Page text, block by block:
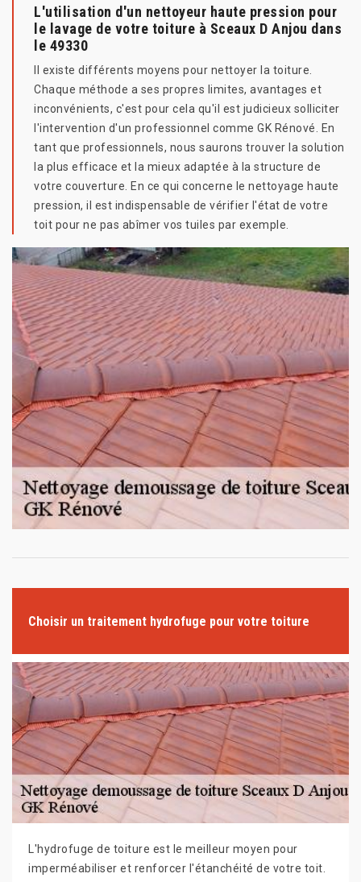
L'utilisation d'un nettoyeur haute pression pour
le lavage de votre toiture à Sceaux D Anjou dans
le 49330
Il existe différents moyens pour nettoyer la toiture.
Chaque méthode a ses propres limites, avantages et
inconvénients, c'est pour cela qu'il est judicieux solliciter
l'intervention d'un professionnel comme GK Rénové. En
tant que professionnels, nous saurons trouver la solution
la plus efficace et la mieux adaptée à la structure de
votre couverture. En ce qui concerne le nettoyage haute
pression, il est indispensable de vérifier l'état de votre
toit pour ne pas abîmer vos tuiles par exemple.
Choisir un traitement hydrofuge pour votre toiture
L'hydrofuge de toiture est le meilleur moyen pour
imperméabiliser et renforcer l'étanchéité de votre toit.